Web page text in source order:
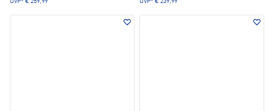
UVP* € 259,99 UVP* € 239,99